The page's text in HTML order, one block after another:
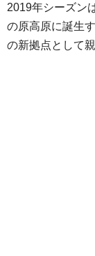
2019年シーズン
の原高原に誕生
の新拠点として